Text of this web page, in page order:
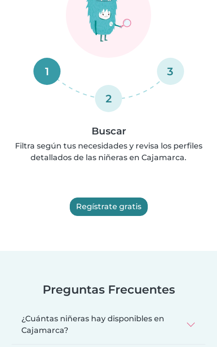
1
2
3
Buscar
Filtra según tus necesidades y revisa los perfiles
detallados de las niñeras en Cajamarca.
Regístrate gratis
Preguntas Frecuentes
¿Cuántas niñeras hay disponibles en
Cajamarca?